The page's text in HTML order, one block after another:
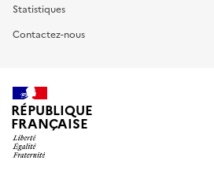
Statistiques
Contactez-nous
RÉPUBLIQUE
FRANÇAISE